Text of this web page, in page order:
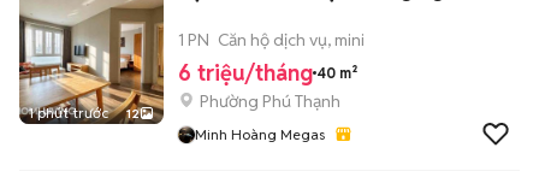
1 phút trước 12
1 PN Căn hộ dịch vụ, mini
6 triệu/tháng 40 m²
Phường Phú Thạnh
Minh Hoàng Megas